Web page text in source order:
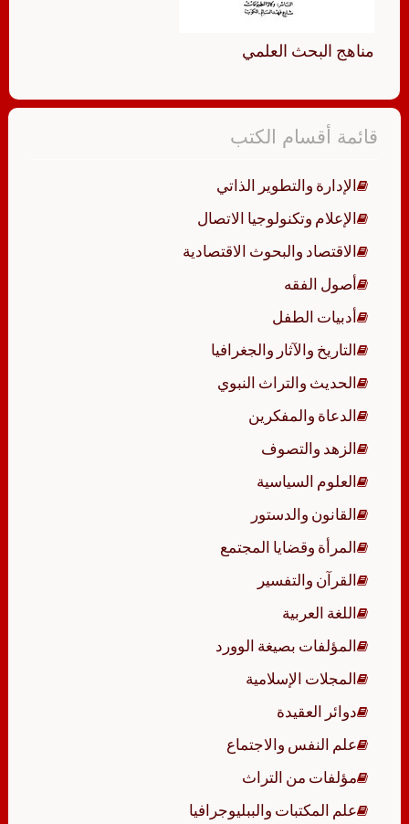
مناهج البحث العلمي
قائمة أقسام الكتب
الإدارة والتطوير الذاتي
الإعلام وتكنولوجيا الاتصال
الاقتصاد والبحوث الاقتصادية
أصول الفقه
أدبيات الطفل
التاريخ والآثار والجغرافيا
الحديث والتراث النبوي
الدعاة والمفكرين
الزهد والتصوف
العلوم السياسية
القانون والدستور
المرأة وقضايا المجتمع
القرآن والتفسير
اللغة العربية
المؤلفات بصيغة الوورد
المجلات الإسلامية
دوائر العقيدة
علم النفس والاجتماع
مؤلفات من التراث
علم المكتبات والببليوجرافيا